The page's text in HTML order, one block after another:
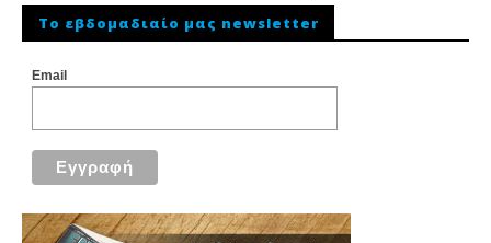
To εβδομαδιαίο μας newsletter
Email